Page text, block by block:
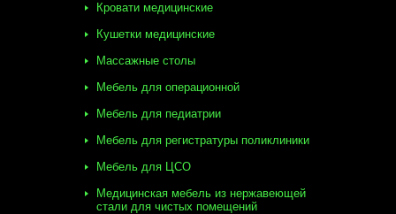
Кровати медицинские
Кушетки медицинские
Массажные столы
Мебель для операционной
Мебель для педиатрии
Мебель для регистратуры поликлиники
Мебель для ЦСО
Медицинская мебель из нержавеющей
стали для чистых помещений